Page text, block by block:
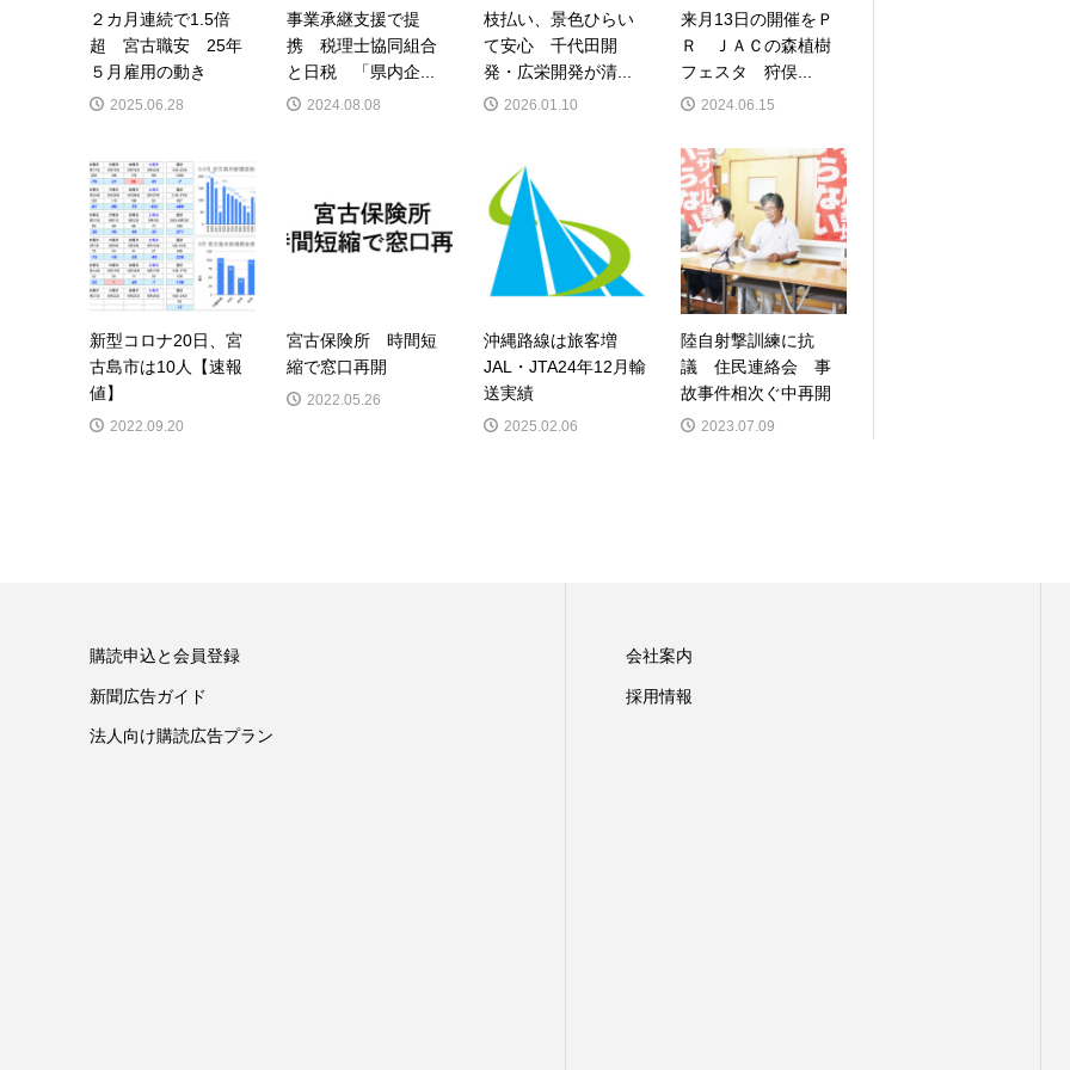
２カ月連続で1.5倍
超 宮古職安 25年
５月雇用の動き
2025.06.28
事業承継支援で提
携 税理士協同組合
と日税 「県内企...
2024.08.08
枝払い、景色ひらい
て安心 千代田開
発・広栄開発が清...
2026.01.10
来月13日の開催をＰ
Ｒ ＪＡＣの森植樹
フェスタ 狩俣...
2024.06.15
新型コロナ20日、宮
古島市は10人【速報
値】
2022.09.20
宮古保険所 時間短
縮で窓口再開
2022.05.26
沖縄路線は旅客増
JAL・JTA24年12月輸
送実績
2025.02.06
陸自射撃訓練に抗
議 住民連絡会 事
故事件相次ぐ中再開
2023.07.09
購読申込と会員登録
新聞広告ガイド
法人向け購読広告プラン
会社案内
採用情報